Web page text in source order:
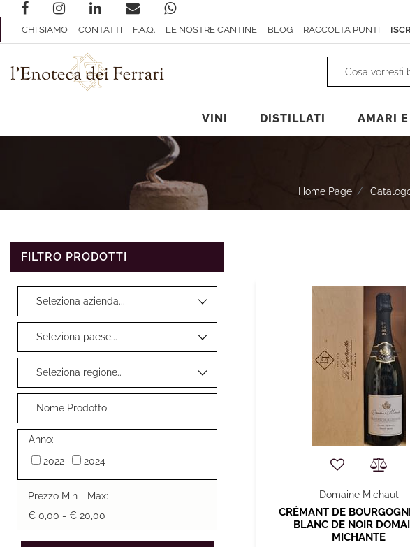
CHI SIAMO CONTATTI F.A.Q. LE NOSTRE CANTINE BLOG RACCOLTA PUNTI
La modifica di un
VINI DISTILLATI AMARI E
Home Page
FILTRO PRODOTTI
La modifica di un filtro aggiorna automaticamente gli altri filtri disponibili.
Anno:
2022
2024
Prezzo Min - Max:
€ 0,00 - € 20,00
Domaine Michaut
CRÉMANT DE
BLANC DE NOIR
MICHANTE